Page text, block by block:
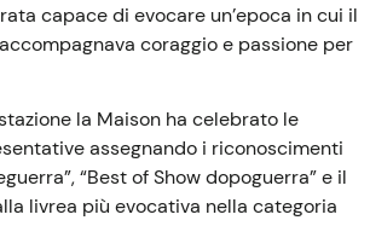
capace di evocare un’epoca in cui il
coraggio e passione per
la Maison ha celebrato le
assegnando i riconoscimenti
“Best of Show dopoguerra” e il
livrea più evocativa nella categoria